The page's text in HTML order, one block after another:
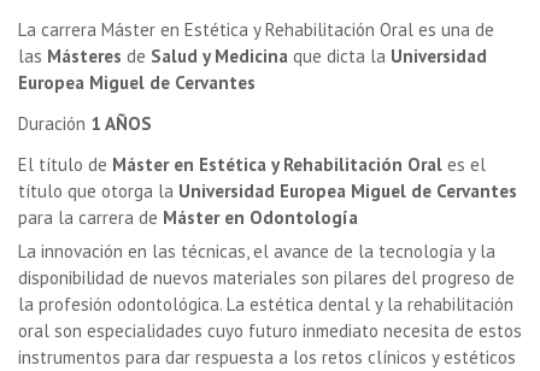
La carrera Máster en Estética y Rehabilitación Oral es una de
las Másteres de Salud y Medicina que dicta la Universidad
Europea Miguel de Cervantes
Duración 1 AÑOS
El título de Máster en Estética y Rehabilitación Oral es el
título que otorga la Universidad Europea Miguel de Cervantes
para la carrera de Máster en Odontología
La innovación en las técnicas, el avance de la tecnología y la
disponibilidad de nuevos materiales son pilares del progreso de
la profesión odontológica. La estética dental y la rehabilitación
oral son especialidades cuyo futuro inmediato necesita de estos
instrumentos para dar respuesta a los retos clínicos y estéticos